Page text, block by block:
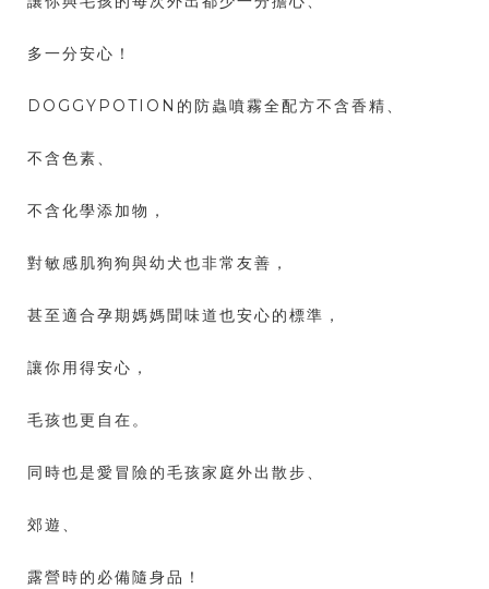
多一分安心！
DOGGYPOTION的防蟲噴霧全配方不含香精、
不含色素、
不含化學添加物，
對敏感肌狗狗與幼犬也非常友善，
甚至適合孕期媽媽聞味道也安心的標準，
讓你用得安心，
毛孩也更自在。
同時也是愛冒險的毛孩家庭外出散步、
郊遊、
露營時的必備隨身品！